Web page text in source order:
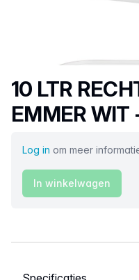
10 LTR
EMMER WIT
Log in om meer
In winkelwagen
Selecteer een tabblad